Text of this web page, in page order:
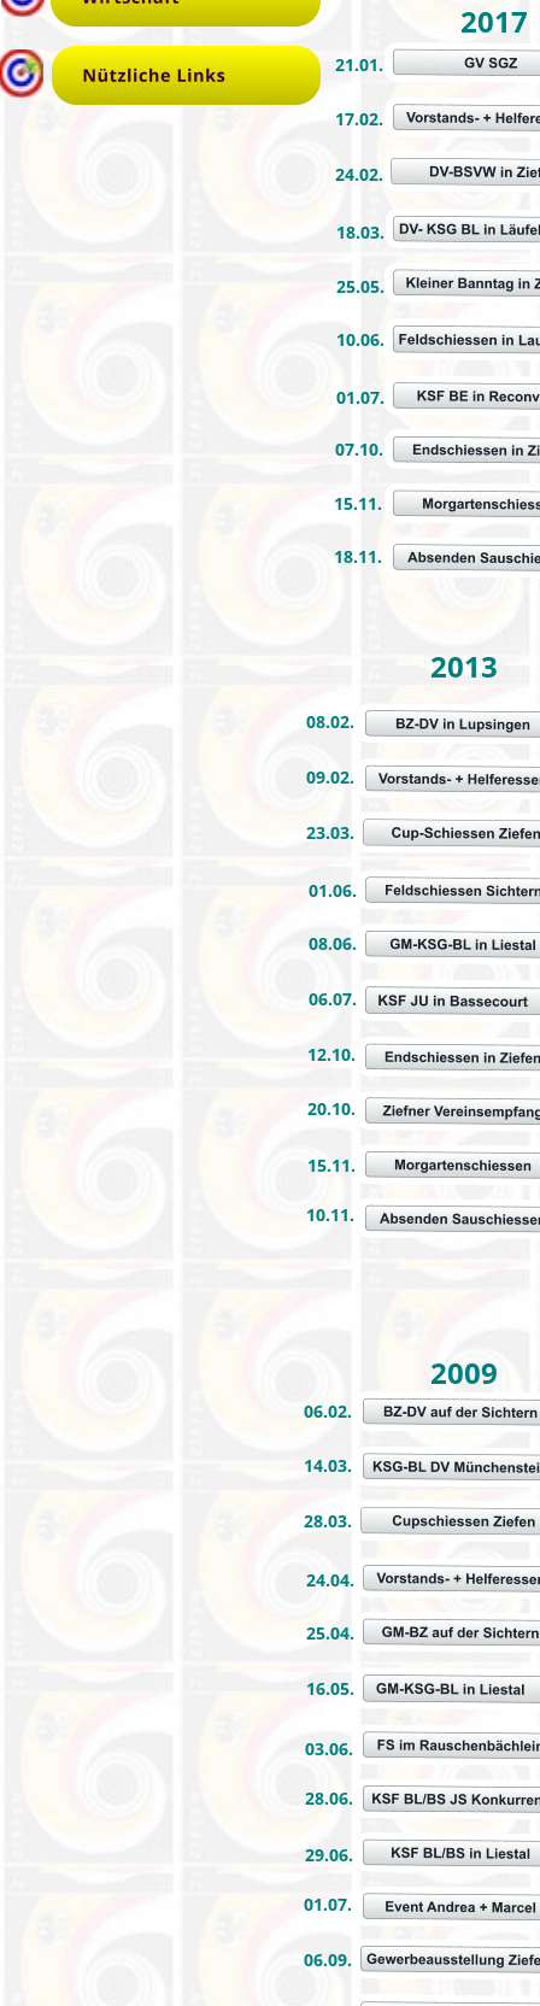
2009
2013
2017
21.01.
17.02.
24.02.
18.03.
25.05.
10.06.
01.07.
07.10.
15.11.
18.11.
08.02.
09.02.
23.03.
01.06.
08.06.
12.10.
20.10.
15.11.
10.11.
06.07.
06.02.
14.03.
28.03.
24.04.
25.04.
03.06.
28.06.
29.06.
01.07.
16.05.
06.09.